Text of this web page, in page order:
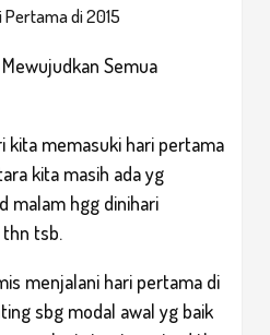
Pertama di 2015
Semua
kita memasuki hari pertama
kita masih ada yg
malam hgg dinihari
tsb.
menjalani hari pertama di
sbg modal awal yg baik